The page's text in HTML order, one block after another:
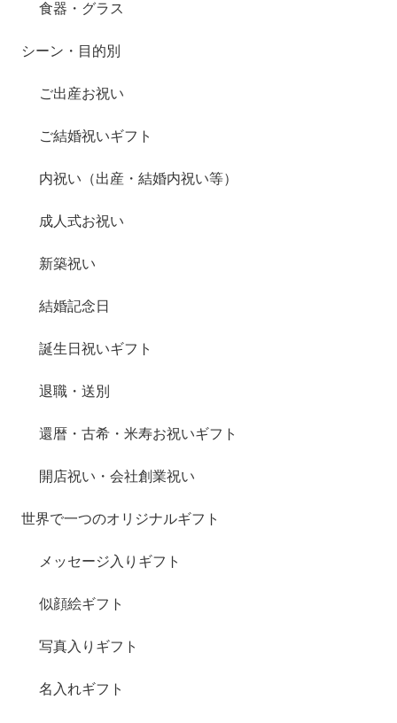
食器・グラス
シーン・目的別
ご出産お祝い
ご結婚祝いギフト
内祝い（出産・結婚内祝い等）
成人式お祝い
新築祝い
結婚記念日
誕生日祝いギフト
退職・送別
還暦・古希・米寿お祝いギフト
開店祝い・会社創業祝い
世界で一つのオリジナルギフト
メッセージ入りギフト
似顔絵ギフト
写真入りギフト
名入れギフト